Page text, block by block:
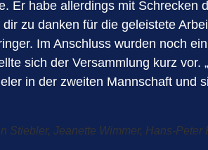
Er habe allerdings mit
zu danken für die geleistete
Im Anschluss wurden noch
sich der Versammlung kurz
in der zweiten Mannschaft und
Stiebler, Jeanette Wimmer, Hans-